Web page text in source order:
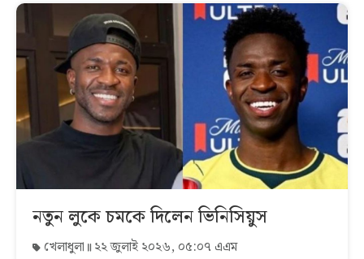
নতুন লুকে চমকে দিলেন ভিনিসিয়ুস
খেলাধুলা ২২ জুলাই ২০২৬, ০৫:০৭ এএম